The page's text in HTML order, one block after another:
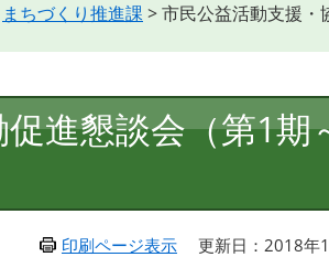
まちづくり推進課 >市民公益活動支援・
進懇談会（第1期
印刷ページ表示 更新日：2018年